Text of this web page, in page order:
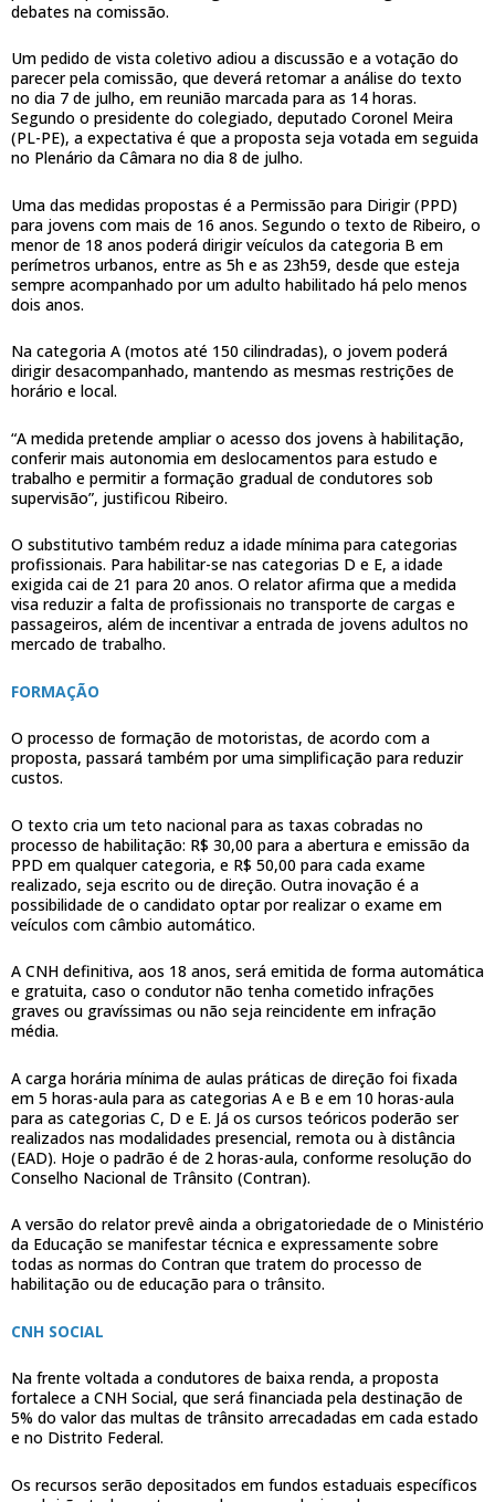
debates na comissão.
Um pedido de vista coletivo adiou a discussão e a votação do
parecer pela comissão, que deverá retomar a análise do texto
no dia 7 de julho, em reunião marcada para as 14 horas.
Segundo o presidente do colegiado, deputado Coronel Meira
(PL-PE), a expectativa é que a proposta seja votada em seguida
no Plenário da Câmara no dia 8 de julho.
Uma das medidas propostas é a Permissão para Dirigir (PPD)
para jovens com mais de 16 anos. Segundo o texto de Ribeiro, o
menor de 18 anos poderá dirigir veículos da categoria B em
perímetros urbanos, entre as 5h e as 23h59, desde que esteja
sempre acompanhado por um adulto habilitado há pelo menos
dois anos.
Na categoria A (motos até 150 cilindradas), o jovem poderá
dirigir desacompanhado, mantendo as mesmas restrições de
horário e local.
“A medida pretende ampliar o acesso dos jovens à habilitação,
conferir mais autonomia em deslocamentos para estudo e
trabalho e permitir a formação gradual de condutores sob
supervisão”, justificou Ribeiro.
O substitutivo também reduz a idade mínima para categorias
profissionais. Para habilitar-se nas categorias D e E, a idade
exigida cai de 21 para 20 anos. O relator afirma que a medida
visa reduzir a falta de profissionais no transporte de cargas e
passageiros, além de incentivar a entrada de jovens adultos no
mercado de trabalho.
FORMAÇÃO
O processo de formação de motoristas, de acordo com a
proposta, passará também por uma simplificação para reduzir
custos.
O texto cria um teto nacional para as taxas cobradas no
processo de habilitação: R$ 30,00 para a abertura e emissão da
PPD em qualquer categoria, e R$ 50,00 para cada exame
realizado, seja escrito ou de direção. Outra inovação é a
possibilidade de o candidato optar por realizar o exame em
veículos com câmbio automático.
A CNH definitiva, aos 18 anos, será emitida de forma automática
e gratuita, caso o condutor não tenha cometido infrações
graves ou gravíssimas ou não seja reincidente em infração
média.
A carga horária mínima de aulas práticas de direção foi fixada
em 5 horas-aula para as categorias A e B e em 10 horas-aula
para as categorias C, D e E. Já os cursos teóricos poderão ser
realizados nas modalidades presencial, remota ou à distância
(EAD). Hoje o padrão é de 2 horas-aula, conforme resolução do
Conselho Nacional de Trânsito (Contran).
A versão do relator prevê ainda a obrigatoriedade de o Ministério
da Educação se manifestar técnica e expressamente sobre
todas as normas do Contran que tratem do processo de
habilitação ou de educação para o trânsito.
CNH SOCIAL
Na frente voltada a condutores de baixa renda, a proposta
fortalece a CNH Social, que será financiada pela destinação de
5% do valor das multas de trânsito arrecadadas em cada estado
e no Distrito Federal.
Os recursos serão depositados em fundos estaduais específicos